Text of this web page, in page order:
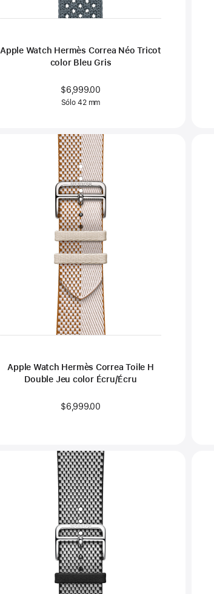
Apple Watch Hermès Correa Néo Tricot
color Bleu Gris
$6,999.00
Sólo 42 mm
Apple Watch Hermès Correa Toile H
Double Jeu color Écru/Écru
$6,999.00